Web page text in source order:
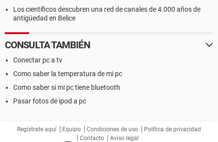
Los científicos descubren una red de canales de 4.000 años de
antigüedad en Belice
CONSULTA TAMBIÉN
Conectar pc a tv
Como saber la temperatura de mi pc
Como saber si mi pc tiene bluetooth
Pasar fotos de ipod a pc
Regístrate aquí Equipo Condiciones de uso
Política de privacidad
Contacto
Aviso legal